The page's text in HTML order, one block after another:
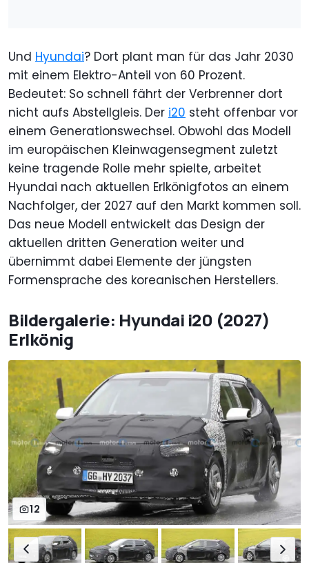
Und Hyundai? Dort plant man für das Jahr 2030
mit einem Elektro-Anteil von 60 Prozent.
Bedeutet: So schnell fährt der Verbrenner dort
nicht aufs Abstellgleis. Der i20 steht offenbar vor
einem Generationswechsel. Obwohl das Modell
im europäischen Kleinwagensegment zuletzt
keine tragende Rolle mehr spielte, arbeitet
Hyundai nach aktuellen Erlkönigfotos an einem
Nachfolger, der 2027 auf den Markt kommen soll.
Das neue Modell entwickelt das Design der
aktuellen dritten Generation weiter und
übernimmt dabei Elemente der jüngsten
Formensprache des koreanischen Herstellers.
Bildergalerie: Hyundai i20 (2027)
Erlkönig
12